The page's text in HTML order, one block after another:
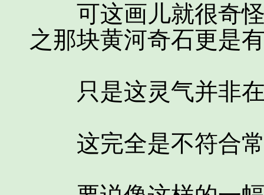
可这画儿就很奇怪
之那块黄河奇石更是
只是这灵气并非在
这完全是不符合常